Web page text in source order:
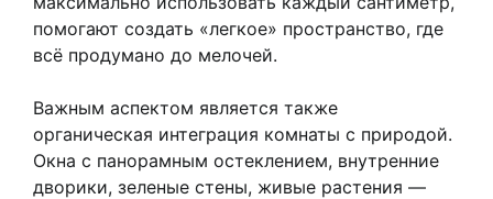
помогают создать «легкое» пространство, где
всё продумано до мелочей.
Важным аспектом является также
органическая интеграция комнаты с природой.
Окна с панорамным остеклением, внутренние
дворики, зеленые стены, живые растения —